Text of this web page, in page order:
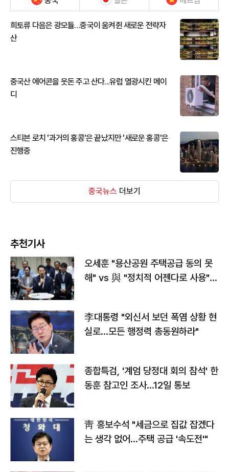
희토류 다음은 광모듈…중국이 움켜쥔 새로운 전략자
산
중국산 에어콘을 웃돈 주고 산다...유럽 열광시킨 메이
디
스티븐 로치 '과거의 홍콩'은 끝났지만 '새로운 홍콩'은
진행중
중국뉴스 더보기
추천기사
오세훈 "용산공원 주택공급 동의 못
해" vs 與 "정치적 어젠다로 사용"
李대통령 "외신서 보던 폭염 상황 현
실로…모든 행정력 총동원하라"
종합특검, '계엄 당정대 회의 참석' 한
동훈 참고인 조사...12일 통보
靑 홍보수석 "세금으로 집값 잡겠다
는 생각 없어…주택 공급 '속도전'"